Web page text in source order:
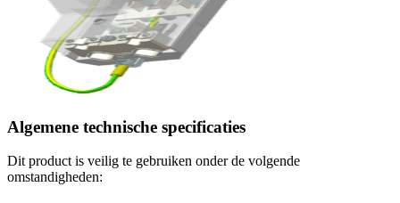
Algemene technische specificaties
Dit product is veilig te gebruiken onder de volgende
omstandigheden: